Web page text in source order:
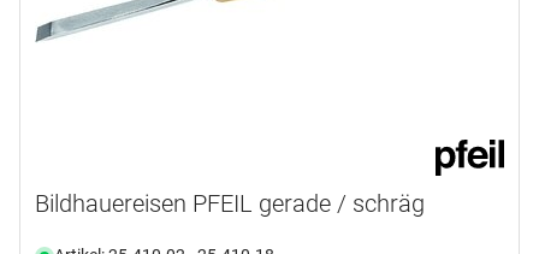
Bildhauereisen PFEIL gerade / schräg